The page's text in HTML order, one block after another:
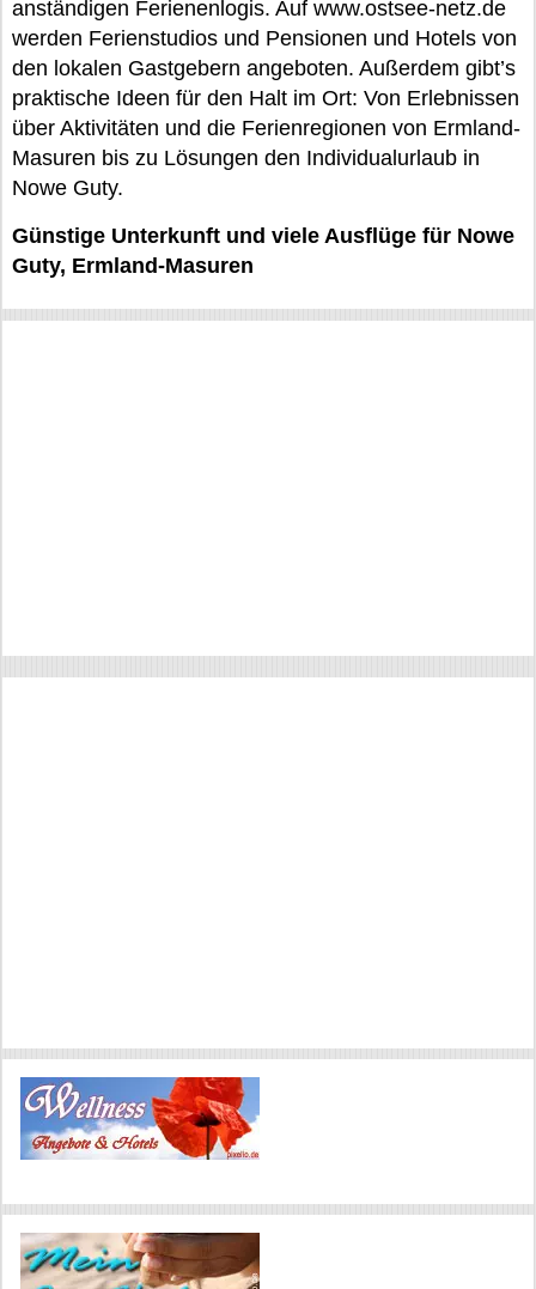
anständigen Ferienenlogis. Auf www.ostsee-netz.de
werden Ferienstudios und Pensionen und Hotels von
den lokalen Gastgebern angeboten. Außerdem gibt’s
praktische Ideen für den Halt im Ort: Von Erlebnissen
über Aktivitäten und die Ferienregionen von Ermland-
Masuren bis zu Lösungen den Individualurlaub in
Nowe Guty.
Günstige Unterkunft und viele Ausflüge für Nowe
Guty, Ermland-Masuren